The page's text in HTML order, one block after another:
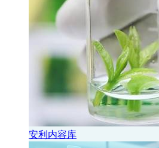
安利内容库